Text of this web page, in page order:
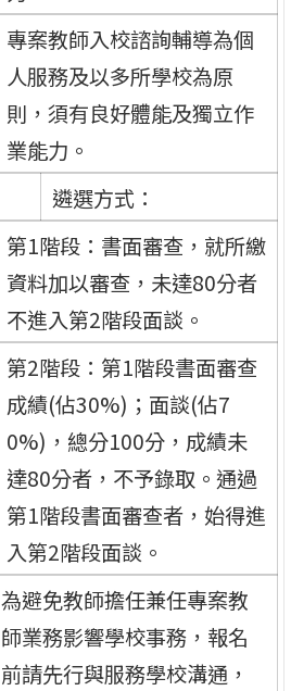
專案教師入校諮詢輔導為個
人服務及以多所學校為原
則，須有良好體能及獨立作
業能力。
遴選方式：
第1階段：書面審查，就所繳
資料加以審查，未達80分者
不進入第2階段面談。
第2階段：第1階段書面審查
成績(佔30%)；面談(佔7
0%)，總分100分，成績未
達80分者，不予錄取。通過
第1階段書面審查者，始得進
入第2階段面談。
為避免教師擔任兼任專案教
師業務影響學校事務，報名
前請先行與服務學校溝通，